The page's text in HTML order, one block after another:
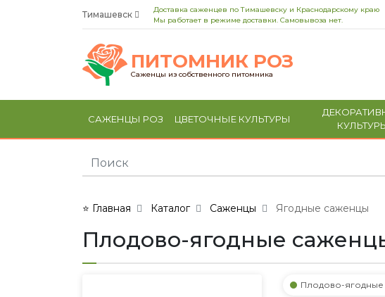
Тимашевск
Доставка саженцев по Тимашевску и Краснодарскому краю
Мы работает в режиме доставки. Самовывоза нет.
ПИТОМНИК РОЗ
Саженцы из собственного питомника
САЖЕНЦЫ РОЗ ЦВЕТОЧНЫЕ КУЛЬТУРЫ
⭐ Главная Каталог Саженцы Ягодные саженцы
Плодово-ягодные
Плодово-ягодные